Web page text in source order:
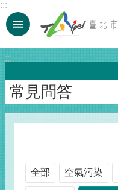
跳到主要內容區塊
:::
:::
常見問答
全部 空氣污染